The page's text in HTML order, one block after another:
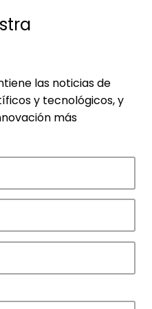
que impulsan la
de APTE.
las noticias de
y tecnológicos, y
más